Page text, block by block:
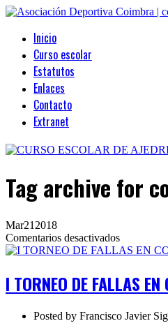
Inicio
Curso escolar
Estatutos
Enlaces
Contacto
Extranet
Tag archive for
Mar21 2018
Comentarios desactivadosen
I
FALLAS
COX
I TORNEO DE FALLAS EN
Posted by Francisco Javier